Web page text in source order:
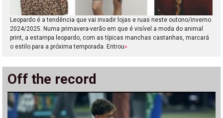
Leopardo é a tendência que vai invadir lojas e ruas neste outono/inverno
2024/2025. Numa primavera-verão em que é visível a moda do animal
print, a estampa leopardo, com as típicas manchas castanhas, marcará
o estilo para a próxima temporada. Entrou»
Off the record